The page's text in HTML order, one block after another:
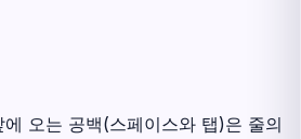
오는 공백(스페이스와 탭)은 줄의